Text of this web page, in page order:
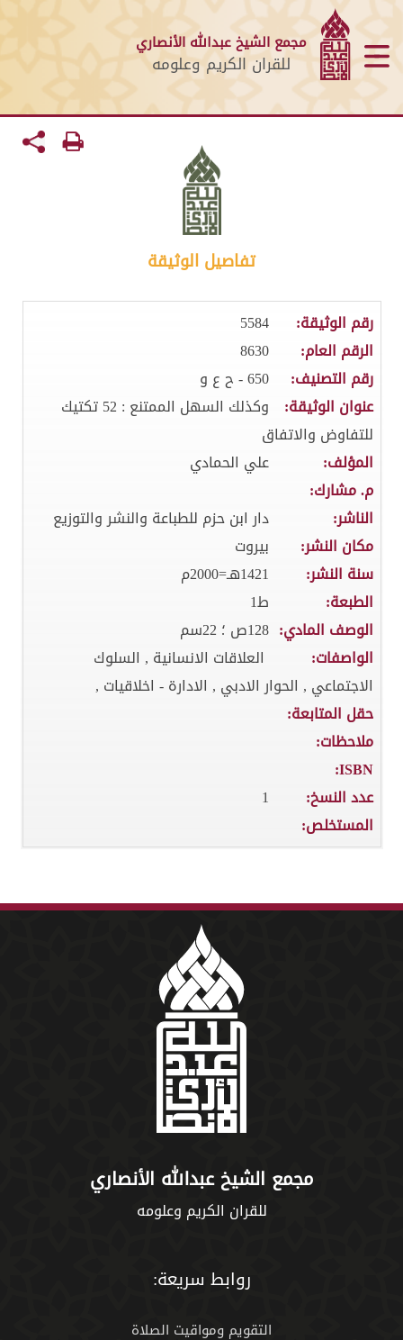
مجمع الشيخ عبدالله الأنصاري
للقران الكريم وعلومه
تفاصيل الوثيقة
رقم الوثيقة:
5584
الرقم العام:
8630
رقم التصنيف:
650 - ح ع و
عنوان الوثيقة:
وكذلك السهل الممتنع : 52 تكتيك
للتفاوض والاتفاق
المؤلف:
علي الحمادي
م. مشارك:
الناشر:
دار ابن حزم للطباعة والنشر والتوزيع
مكان النشر:
بيروت
سنة النشر:
1421هـ=2000م
الطبعة:
ط1
الوصف المادي: 128ص ؛ 22سم
الواصفات:
العلاقات الانسانية , السلوك
الاجتماعي , الحوار الادبي , الادارة - اخلاقيات ,
حقل المتابعة:
ملاحظات:
ISBN:
عدد النسخ:
1
المستخلص:
مجمع الشيخ عبدالله الأنصاري
للقران الكريم وعلومه
روابط سريعة:
التقويم ومواقيت الصلاة